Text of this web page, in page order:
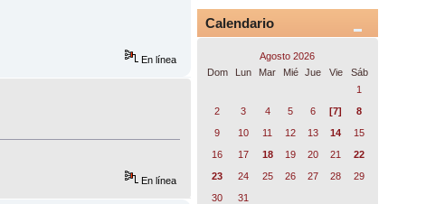
En línea
En línea
Calendario
Agosto 2026
Dom
Lun Mar Mié Jue Vie
Sáb
1
2
3 4 5 6 [7]
8
9
10 11 12 13 14
15
16
17 18 19 20 21
22
23
24 25 26 27 28
29
30
31